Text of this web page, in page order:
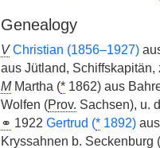
Genealogy
V Christian (1856–1927)
aus Jütland, Schiffskapitän,
MMartha (*1862) aus
Wolfen (Prov. Sachsen), u.
⚭ 1922 Gertrud (*1892)aus
Kryssahnen b. Seckenburg